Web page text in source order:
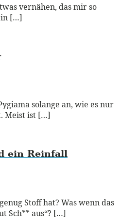
vernähen, das mir so
in […]
solange an, wie es nur
Meist ist […]
ein Reinfall
Stoff hat? Was wenn das
Sch** aus“? […]